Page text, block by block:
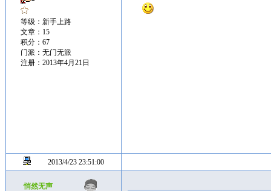
等级：新手上路
文章：15
积分：67
门派：无门无派
注册：2013年4月21日
2013/4/23 23:51:00
悄然无声